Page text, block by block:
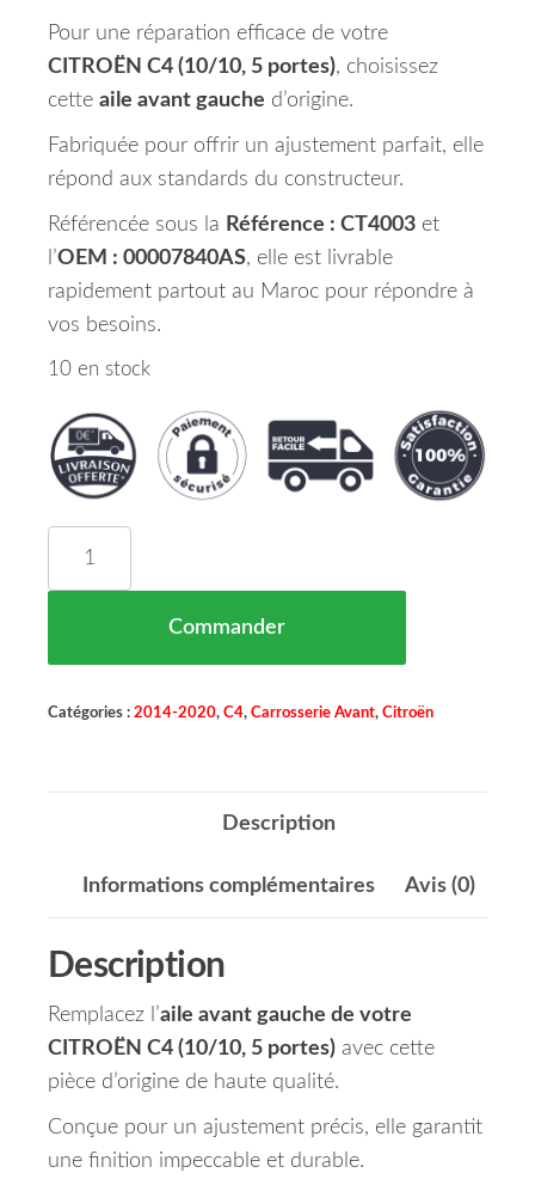
Pour une réparation efficace de votre
CITROËN C4 (10/10, 5 portes), choisissez
cette aile avant gauche d’origine.
Fabriquée pour offrir un ajustement parfait, elle
répond aux standards du constructeur.
Référencée sous la Référence : CT4003 et
l’OEM : 00007840AS, elle est livrable
rapidement partout au Maroc pour répondre à
vos besoins.
10 en stock
Commander
Catégories : 2014-2020, C4, Carrosserie Avant, Citroën
Description
Informations complémentaires Avis (0)
Description
Remplacez l’aile avant gauche de votre
CITROËN C4 (10/10, 5 portes) avec cette
pièce d’origine de haute qualité.
Conçue pour un ajustement précis, elle garantit
une finition impeccable et durable.